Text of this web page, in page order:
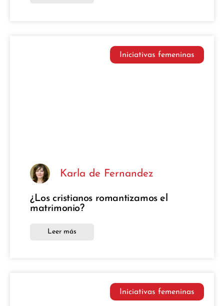
Iniciativas femeninas
Karla de Fernandez
¿Los cristianos romantizamos el
matrimonio?
Leer más
Iniciativas femeninas